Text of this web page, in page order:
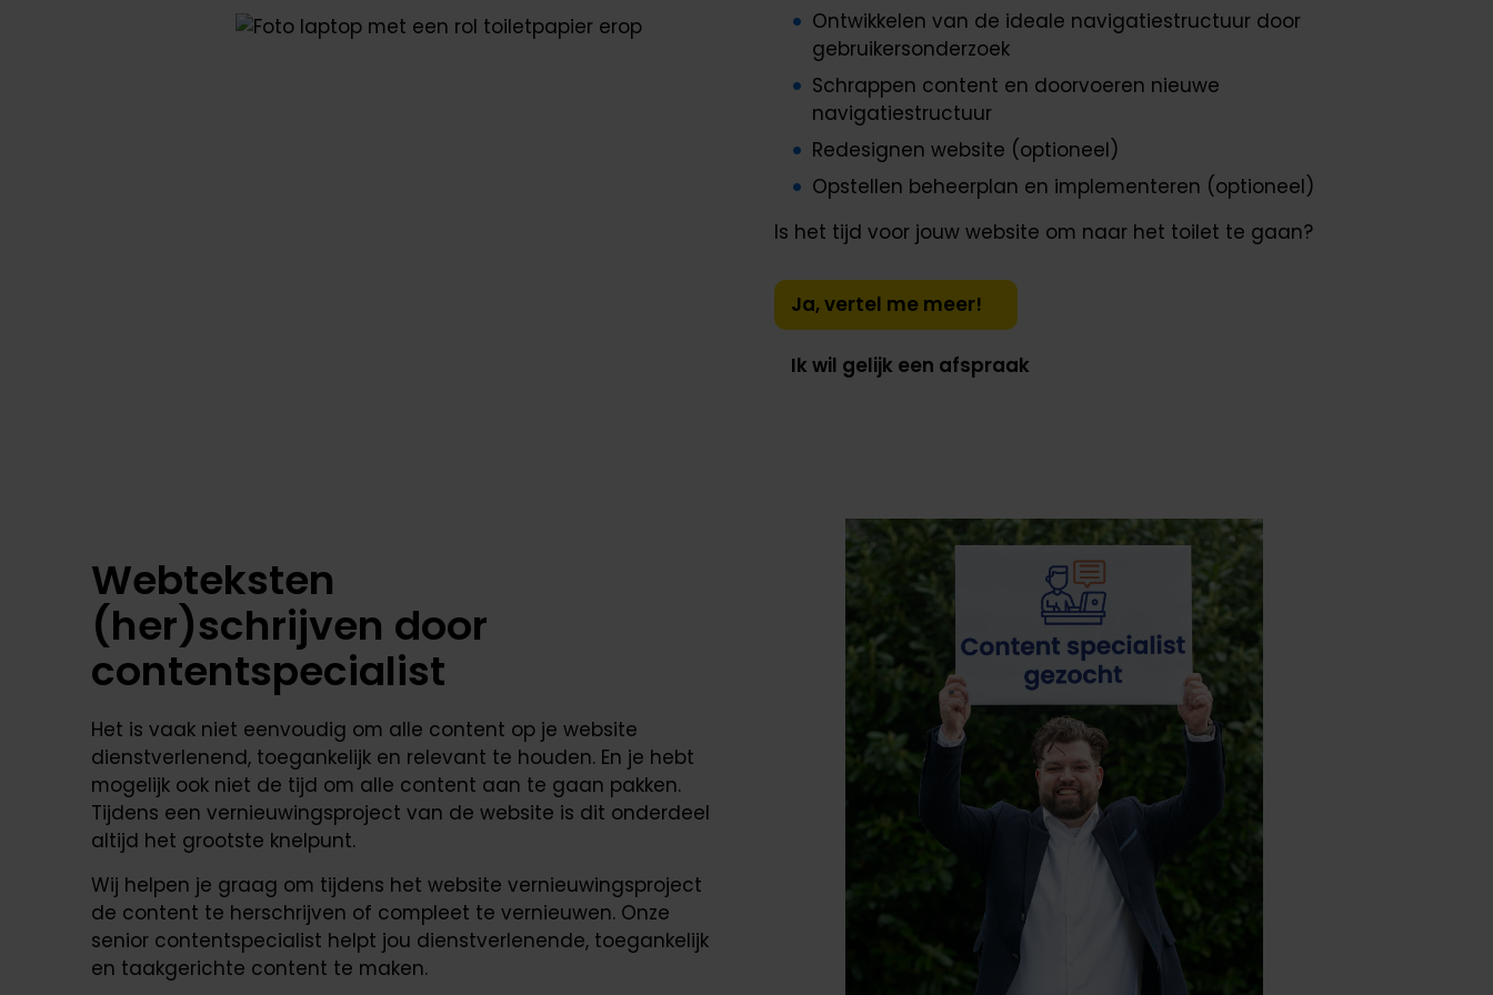
Ontwikkelen van de ideale navigatiestructuur door
gebruikersonderzoek
Schrappen content en doorvoeren nieuwe
navigatiestructuur
Redesignen website (optioneel)
Opstellen beheerplan en implementeren (optioneel)
Is het tijd voor jouw website om naar het toilet te gaan?
Ja, vertel me meer!
Ik wil gelijk een afspraak
Webteksten
(her)schrijven door
contentspecialist
Het is vaak niet eenvoudig om alle content op je website
dienstverlenend, toegankelijk en relevant te houden. En je hebt
mogelijk ook niet de tijd om alle content aan te gaan pakken.
Tijdens een vernieuwingsproject van de website is dit onderdeel
altijd het grootste knelpunt.
Wij helpen je graag om tijdens het website vernieuwingsproject
de content te herschrijven of compleet te vernieuwen. Onze
senior contentspecialist helpt jou dienstverlenende, toegankelijk
en taakgerichte content te maken.